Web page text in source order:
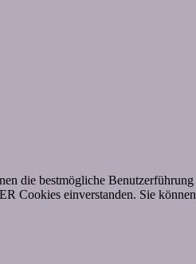
die bestmögliche
Cookies einverstanden. Sie